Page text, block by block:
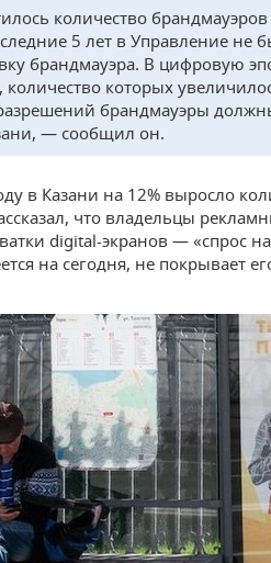
количество
5 лет в Управление не
брандмауэра. В цифровую
которых
брандмауэры
— сообщил он.
в Казани на 12% выросло
что владельцы
digital-экранов — «спрос
на сегодня, не покрывает